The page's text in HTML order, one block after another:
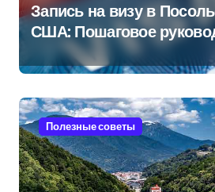
Запись на визу в
США: Пошаговое
Полезные советы